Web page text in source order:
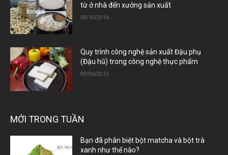
từ ở nhà đến xưởng sản xuất
08/10/2014
Quy trình công nghệ sản xuất Đậu phụ
(Đậu hũ) trong công nghệ thực phẩm
09/06/2013
MỚI TRONG TUẦN
Bạn đã phân biệt bột matcha và bột trà
xanh như thế nào?